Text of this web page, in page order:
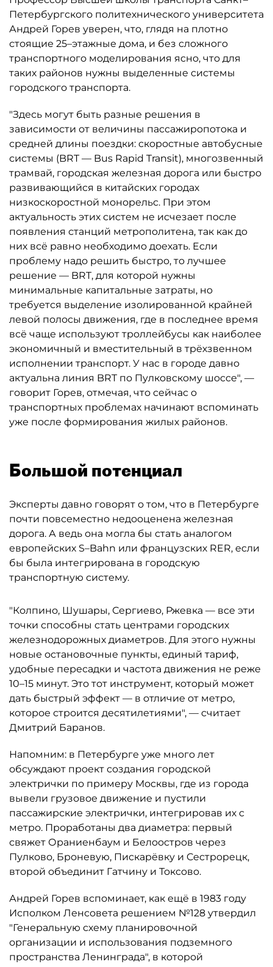
Петербургского политехнического университета
Андрей Горев уверен, что, глядя на плотно
стоящие 25–этажные дома, и без сложного
транспортного моделирования ясно, что для
таких районов нужны выделенные системы
городского транспорта.
"Здесь могут быть разные решения в
зависимости от величины пассажиропотока и
средней длины поездки: скоростные автобусные
системы (BRT — Bus Rapid Transit), многозвенный
трамвай, городская железная дорога или быстро
развивающийся в китайских городах
низкоскоростной монорельс. При этом
актуальность этих систем не исчезает после
появления станций метрополитена, так как до
них всё равно необходимо доехать. Если
проблему надо решить быстро, то лучшее
решение — BRT, для которой нужны
минимальные капитальные затраты, но
требуется выделение изолированной крайней
левой полосы движения, где в последнее время
всё чаще используют троллейбусы как наиболее
экономичный и вместительный в трёхзвенном
исполнении транспорт. У нас в городе давно
актуальна линия BRT по Пулковскому шоссе", —
говорит Горев, отмечая, что сейчас о
транспортных проблемах начинают вспоминать
уже после формирования жилых районов.
Большой потенциал
Эксперты давно говорят о том, что в Петербурге
почти повсеместно недооценена железная
дорога. А ведь она могла бы стать аналогом
европейских S–Bahn или французских RER, если
бы была интегрирована в городскую
транспортную систему.
"Колпино, Шушары, Сергиево, Ржевка — все эти
точки способны стать центрами городских
железнодорожных диаметров. Для этого нужны
новые остановочные пункты, единый тариф,
удобные пересадки и частота движения не реже
10–15 минут. Это тот инструмент, который может
дать быстрый эффект — в отличие от метро,
которое строится десятилетиями", — считает
Дмитрий Баранов.
Напомним: в Петербурге уже много лет
обсуждают проект создания городской
электрички по примеру Москвы, где из города
вывели грузовое движение и пустили
пассажирские электрички, интегрировав их с
метро. Проработаны два диаметра: первый
свяжет Ораниенбаум и Белоостров через
Пулково, Броневую, Пискарёвку и Сестрорецк,
второй объединит Гатчину и Токсово.
Андрей Горев вспоминает, как ещё в 1983 году
Исполком Ленсовета решением №128 утвердил
"Генеральную схему планировочной
организации и использования подземного
пространства Ленинграда", в которой